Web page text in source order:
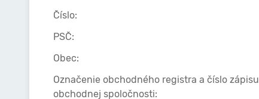
Číslo:
PSČ:
Obec:
Označenie obchodného registra a číslo zápisu
obchodnej spoločnosti: